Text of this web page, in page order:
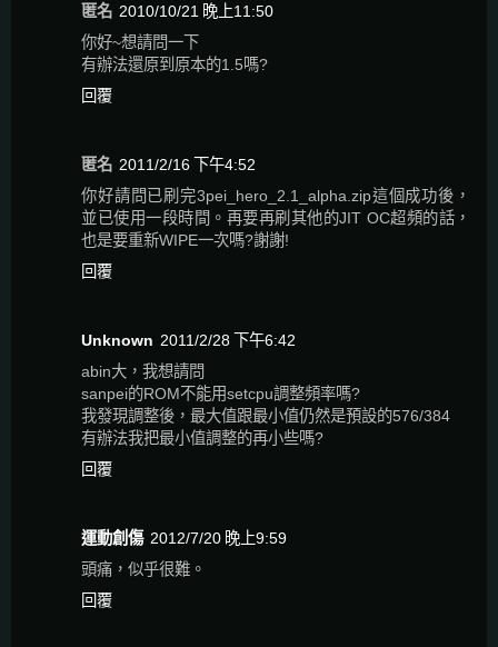
匿名 2010/10/21 晚上11:50
你好~想請問一下
有辦法還原到原本的1.5嗎?
回覆
匿名 2011/2/16 下午4:52
你好請問已刷完3pei_hero_2.1_alpha.zip這個成功後，
並已使用一段時間。再要再刷其他的JIT OC超頻的話，
也是要重新WIPE一次嗎?謝謝!
回覆
Unknown 2011/2/28 下午6:42
abin大，我想請問
sanpei的ROM不能用setcpu調整頻率嗎?
我發現調整後，最大值跟最小值仍然是預設的576/384
有辦法我把最小值調整的再小些嗎?
回覆
運動創傷 2012/7/20 晚上9:59
頭痛，似乎很難。
回覆